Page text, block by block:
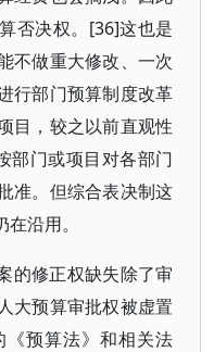
否决权。[36]这也是
不做重大修改、一次
行部门预算制度改革
目，较之以前直观性
部门或项目对各部门
准。但综合表决制这
沿用。
的修正权缺失除了审
大预算审批权被虚置
预算法》和相关法